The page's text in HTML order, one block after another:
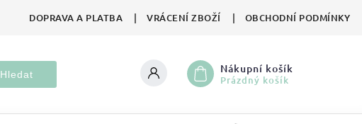
DOPRAVA A PLATBA VRÁCENÍ ZBOŽÍ OBCHODNÍ PODMÍNKY
Hledat Nákupní košík
Prázdný košík